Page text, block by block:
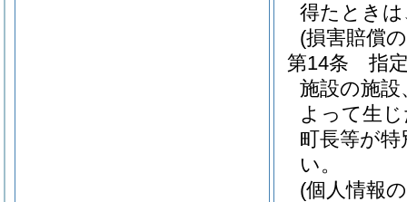
得たとき
(損害賠償
第14条
指
施設の施
よって生
町長等が
い。
(個人情報